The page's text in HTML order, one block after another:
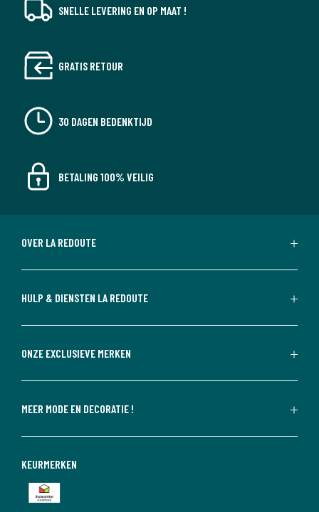
SNELLE LEVERING EN OP MAAT !
GRATIS RETOUR
30 DAGEN BEDENKTIJD
BETALING 100% VEILIG
OVER LA REDOUTE
HULP & DIENSTEN LA REDOUTE
ONZE EXCLUSIEVE MERKEN
MEER MODE EN DECORATIE !
KEURMERKEN